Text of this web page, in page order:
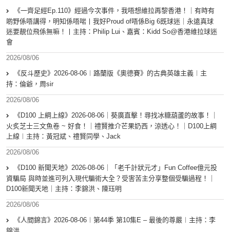
《一齊足經Ep.110》經過今次事件，我唔想維拉再黎香港！｜有時有
啲野係唔講得，明知係唔啱丨我好Proud of唔係Big 6既球迷｜永遠真球
迷要靚位飛係無嘛！丨主持：Philip Lui、嘉賓：Kidd So@香港維拉球迷
會
2026/08/06
《反斗歷史》2026-08-06︱路蘭版《奧德賽》的古典英雄主義︱主
持：倫爺，周sir
2026/08/06
《D100 上綱上線》2026-08-06｜葵廣直擊！尋找冰糖葫蘆的故事！｜
火炙芝士三文魚卷 ~ 好食！｜禮賢推介芒果奶西，涼透心！｜D100上綱
上線︱主持：黃冠斌、禮賢同學、Jack
2026/08/06
《D100 新聞天地》2026-08-06｜「老千計狀元才」Fun Coffee億元投
資騙局 與時並進可列入現代騙術大全？受害苦主分享整個受騙過程！｜
D100新聞天地｜主持：李錦洪、陳珏明
2026/08/06
《人間錦言》2026-08-06︱第44季 第10集E – 最後的尊嚴︱主持：李